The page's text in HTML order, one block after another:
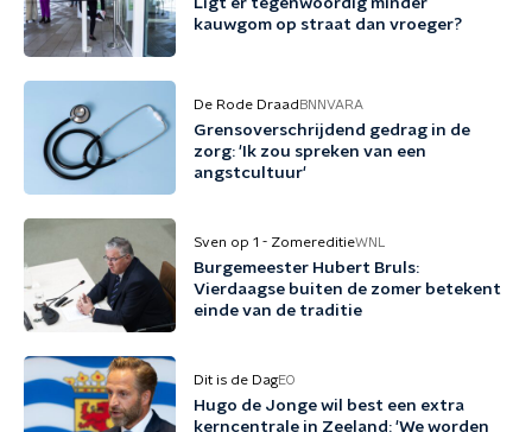
Ligt er tegenwoordig minder
kauwgom op straat dan vroeger?
De Rode Draad BNNVARA
Grensoverschrijdend gedrag in de
zorg: 'Ik zou spreken van een
angstcultuur'
Sven op 1 - ZomereditieWNL
Burgemeester Hubert Bruls:
Vierdaagse buiten de zomer betekent
einde van de traditie
Dit is de DagEO
Hugo de Jonge wil best een extra
kerncentrale in Zeeland: 'We worden